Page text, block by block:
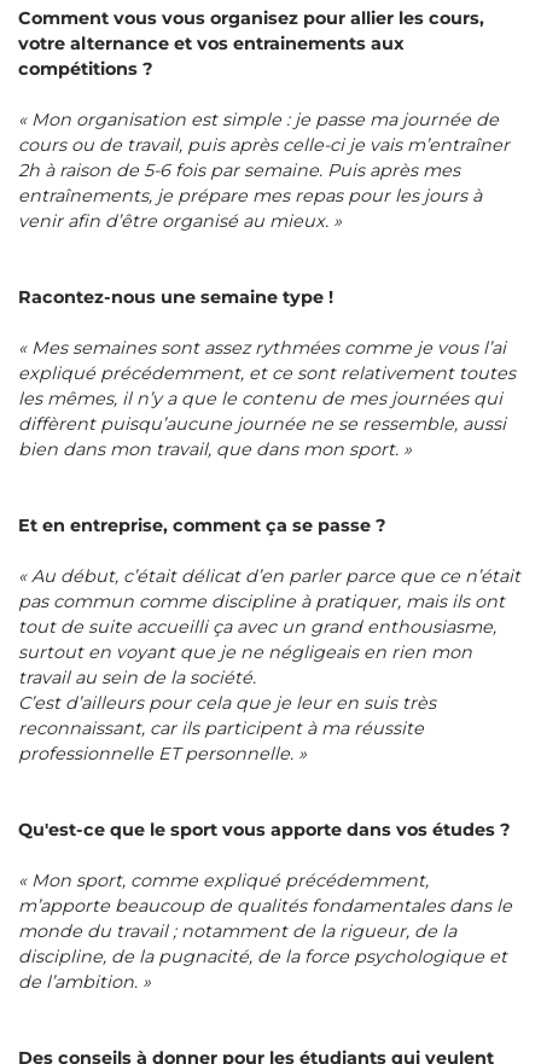
Comment vous vous organisez pour allier les cours,
votre alternance et vos entrainements aux
compétitions ?
« Mon organisation est simple : je passe ma journée de
cours ou de travail, puis après celle-ci je vais m’entraîner
2h à raison de 5-6 fois par semaine. Puis après mes
entraînements, je prépare mes repas pour les jours à
venir afin d’être organisé au mieux. »
Racontez-nous une semaine type !
« Mes semaines sont assez rythmées comme je vous l’ai
expliqué précédemment, et ce sont relativement toutes
les mêmes, il n’y a que le contenu de mes journées qui
diffèrent puisqu’aucune journée ne se ressemble, aussi
bien dans mon travail, que dans mon sport. »
Et en entreprise, comment ça se passe ?
« Au début, c’était délicat d’en parler parce que ce n’était
pas commun comme discipline à pratiquer, mais ils ont
tout de suite accueilli ça avec un grand enthousiasme,
surtout en voyant que je ne négligeais en rien mon
travail au sein de la société.
C’est d’ailleurs pour cela que je leur en suis très
reconnaissant, car ils participent à ma réussite
professionnelle ET personnelle. »
Qu'est-ce que le sport vous apporte dans vos études ?
« Mon sport, comme expliqué précédemment,
m’apporte beaucoup de qualités fondamentales dans le
monde du travail ; notamment de la rigueur, de la
discipline, de la pugnacité, de la force psychologique et
de l’ambition. »
Des conseils à donner pour les étudiants qui veulent